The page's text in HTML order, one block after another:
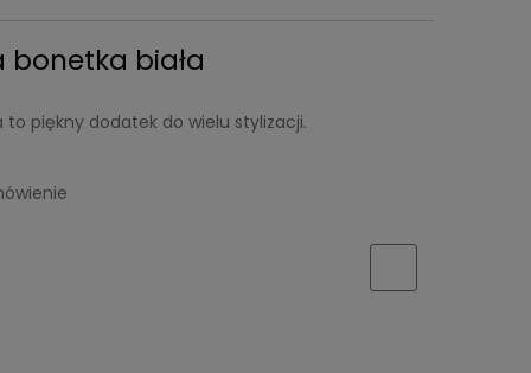
biała
piękny dodatek do wielu stylizacji.